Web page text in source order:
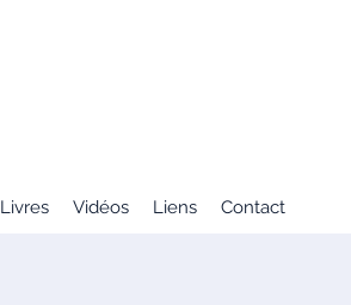
Livres Vidéos Liens Contact